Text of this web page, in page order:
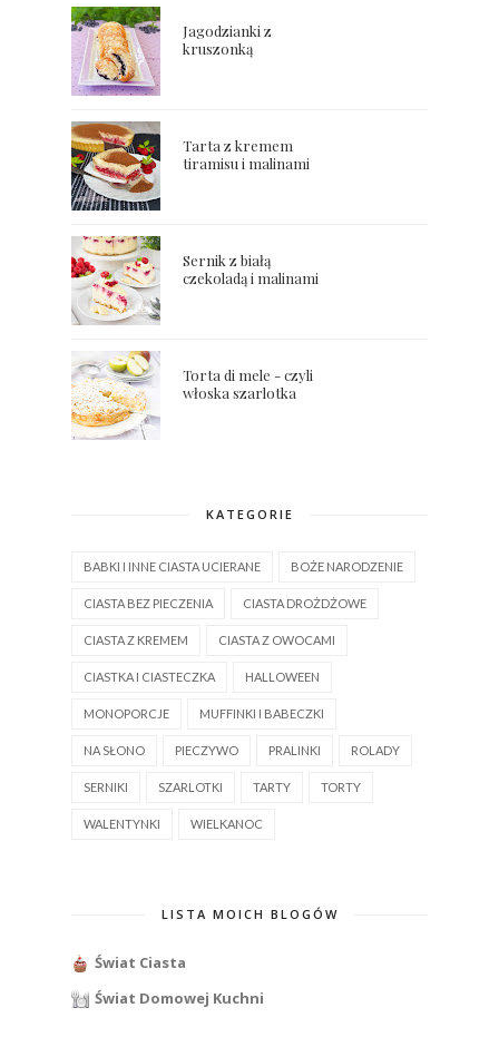
Jagodzianki z
kruszonką
Tarta z kremem
tiramisu i malinami
Sernik z białą
czekoladą i malinami
Torta di mele - czyli
włoska szarlotka
KATEGORIE
BABKI I INNE CIASTA UCIERANE BOŻE NARODZENIE
CIASTA BEZ PIECZENIA CIASTA DROŻDŻOWE
CIASTA Z KREMEM CIASTA Z OWOCAMI
CIASTKA I CIASTECZKA HALLOWEEN
MONOPORCJE MUFFINKI I BABECZKI
NA SŁONO PIECZYWO PRALINKI ROLADY
SERNIKI SZARLOTKI TARTY TORTY
WALENTYNKI WIELKANOC
LISTA MOICH BLOGÓW
Świat Ciasta
Świat Domowej Kuchni